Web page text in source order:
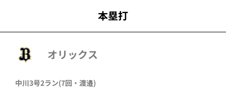
本塁打
オリックス
中川3号2ラン(7回・ 渡邉)